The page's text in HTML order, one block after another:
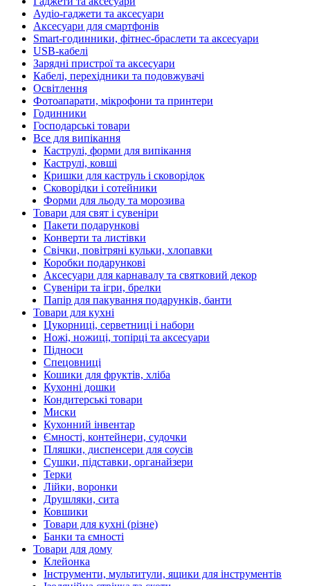
Аудіо-гаджети та аксесуари
Аксесуари для смартфонів
Smart-годинники, фітнес-браслети та аксесуари
USB-кабелі
Зарядні пристрої та аксесуари
Кабелі, перехідники та подовжувачі
Освітлення
Фотоапарати, мікрофони та принтери
Годинники
Господарські товари
Все для випікання
Каструлі, форми для випікання
Каструлі, ковші
Кришки для каструль і сковорідок
Сковорідки і сотейники
Форми для льоду та морозива
Товари для свят і сувеніри
Пакети подарункові
Конверти та листівки
Свічки, повітряні кульки, хлопавки
Коробки подарункові
Аксесуари для карнавалу та святковий декор
Сувеніри та ігри, брелки
Папір для пакування подарунків, банти
Товари для кухні
Цукорниці, серветниці і набори
Ножі, ножиці, топірці та аксесуари
Підноси
Спецовниці
Кошики для фруктів, хліба
Кухонні дошки
Кондитерські товари
Миски
Кухонний інвентар
Ємності, контейнери, судочки
Пляшки, диспенсери для соусів
Сушки, підставки, органайзери
Терки
Лійки, воронки
Друшляки, сита
Ковшики
Товари для кухні (різне)
Банки та ємності
Товари для дому
Клейонка
Інструменти, мультитули, ящики для інструментів